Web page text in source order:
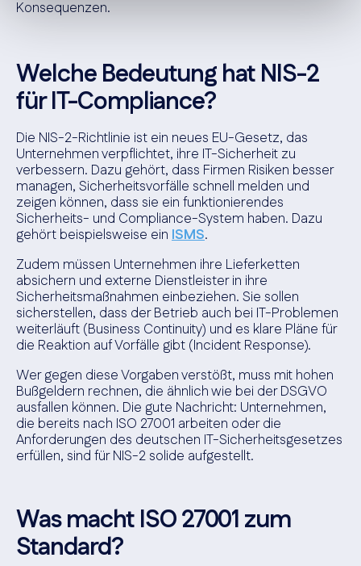
Konsequenzen.
Welche Bedeutung hat NIS-2
für IT-Compliance?
Die NIS-2-Richtlinie ist ein neues EU-Gesetz, das
Unternehmen verpflichtet, ihre IT-Sicherheit zu
verbessern. Dazu gehört, dass Firmen Risiken besser
managen, Sicherheitsvorfälle schnell melden und
zeigen können, dass sie ein funktionierendes
Sicherheits- und Compliance-System haben. Dazu
gehört beispielsweise ein ISMS.
Zudem müssen Unternehmen ihre Lieferketten
absichern und externe Dienstleister in ihre
Sicherheitsmaßnahmen einbeziehen. Sie sollen
sicherstellen, dass der Betrieb auch bei IT-Problemen
weiterläuft (Business Continuity) und es klare Pläne für
die Reaktion auf Vorfälle gibt (Incident Response).
Wer gegen diese Vorgaben verstößt, muss mit hohen
Bußgeldern rechnen, die ähnlich wie bei der DSGVO
ausfallen können. Die gute Nachricht: Unternehmen,
die bereits nach ISO 27001 arbeiten oder die
Anforderungen des deutschen IT-Sicherheitsgesetzes
erfüllen, sind für NIS-2 solide aufgestellt.
Was macht ISO 27001 zum
Standard?